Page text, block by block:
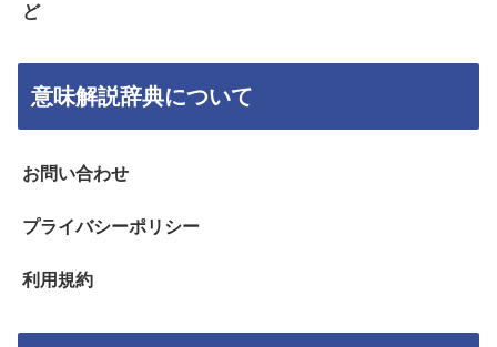
ど
意味解説辞典について
お問い合わせ
プライバシーポリシー
利用規約